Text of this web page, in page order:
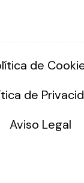
de
de
Aviso Legal